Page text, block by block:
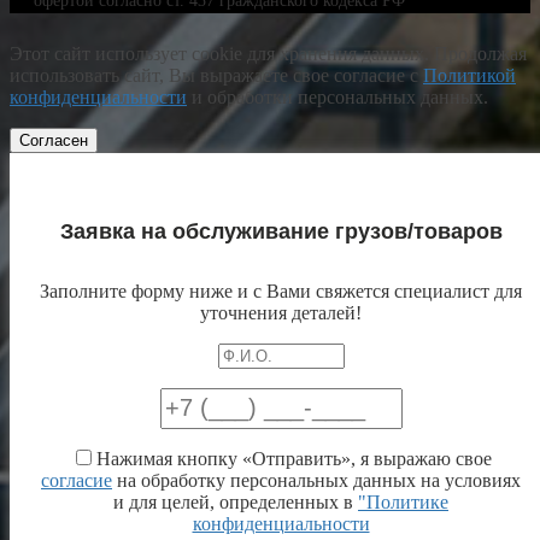
Этот сайт использует cookie для хранения данных. Продолжая
использовать сайт, Вы выражаете свое согласие с Политикой
конфиденциальности и обработки персональных данных.
Согласен
Заявка на обслуживание грузов/товаров
Заполните форму ниже и с Вами свяжется специалист для
уточнения деталей!
Нажимая кнопку «Отправить», я выражаю свое
согласие на обработку персональных данных на условиях
и для целей, определенных в "Политике
конфиденциальности